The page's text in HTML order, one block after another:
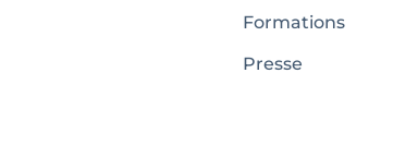
Formations
Presse